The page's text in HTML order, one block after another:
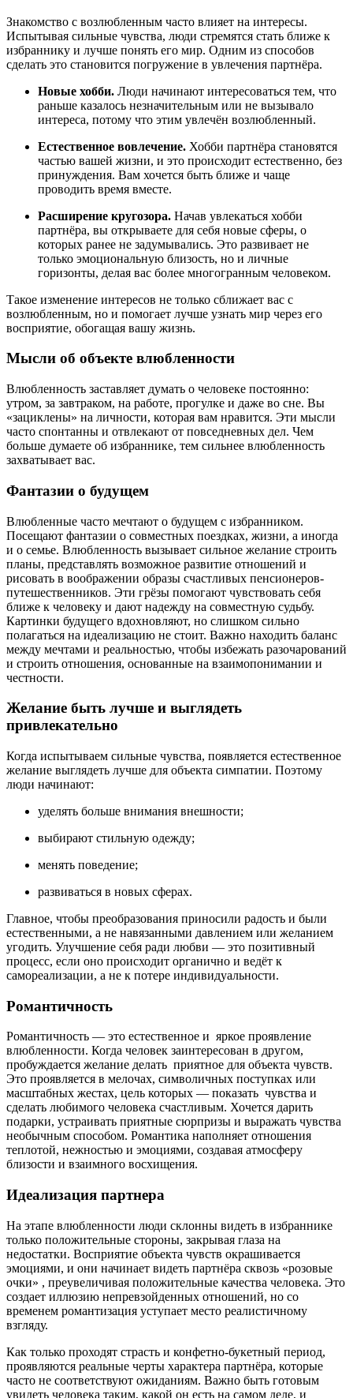
Знакомство с возлюбленным часто влияет на интересы.
Испытывая сильные чувства, люди стремятся стать ближе к
избраннику и лучше понять его мир. Одним из способов
сделать это становится погружение в увлечения партнёра.
Новые хобби. Люди начинают интересоваться тем, что
раньше казалось незначительным или не вызывало
интереса, потому что этим увлечён возлюбленный.
Естественное вовлечение. Хобби партнёра становятся
частью вашей жизни, и это происходит естественно, без
принуждения. Вам хочется быть ближе и чаще
проводить время вместе.
Расширение кругозора. Начав увлекаться хобби
партнёра, вы открываете для себя новые сферы, о
которых ранее не задумывались. Это развивает не
только эмоциональную близость, но и личные
горизонты, делая вас более многогранным человеком.
Такое изменение интересов не только сближает вас с
возлюбленным, но и помогает лучше узнать мир через его
восприятие, обогащая вашу жизнь.
Мысли об объекте влюбленности
Влюбленность заставляет думать о человеке постоянно:
утром, за завтраком, на работе, прогулке и даже во сне. Вы
«зациклены» на личности, которая вам нравится. Эти мысли
часто спонтанны и отвлекают от повседневных дел. Чем
больше думаете об избраннике, тем сильнее влюбленность
захватывает вас.
Фантазии о будущем
Влюбленные часто мечтают о будущем с избранником.
Посещают фантазии о совместных поездках, жизни, а иногда
и о семье. Влюбленность вызывает сильное желание строить
планы, представлять возможное развитие отношений и
рисовать в воображении образы счастливых пенсионеров-
путешественников. Эти грёзы помогают чувствовать себя
ближе к человеку и дают надежду на совместную судьбу.
Картинки будущего вдохновляют, но слишком сильно
полагаться на идеализацию не стоит. Важно находить баланс
между мечтами и реальностью, чтобы избежать разочарований
и строить отношения, основанные на взаимопонимании и
честности.
Желание быть лучше и выглядеть
привлекательно
Когда испытываем сильные чувства, появляется естественное
желание выглядеть лучше для объекта симпатии. Поэтому
люди начинают:
уделять больше внимания внешности;
выбирают стильную одежду;
менять поведение;
развиваться в новых сферах.
Главное, чтобы преобразования приносили радость и были
естественными, а не навязанными давлением или желанием
угодить. Улучшение себя ради любви — это позитивный
процесс, если оно происходит органично и ведёт к
самореализации, а не к потере индивидуальности.
Романтичность
Романтичность — это естественное и яркое проявление
влюбленности. Когда человек заинтересован в другом,
пробуждается желание делать приятное для объекта чувств.
Это проявляется в мелочах, символичных поступках или
масштабных жестах, цель которых — показать чувства и
сделать любимого человека счастливым. Хочется дарить
подарки, устраивать приятные сюрпризы и выражать чувства
необычным способом. Романтика наполняет отношения
теплотой, нежностью и эмоциями, создавая атмосферу
близости и взаимного восхищения.
Идеализация партнера
На этапе влюбленности люди склонны видеть в избраннике
только положительные стороны, закрывая глаза на
недостатки. Восприятие объекта чувств окрашивается
эмоциями, и они начинает видеть партнёра сквозь «розовые
очки» , преувеличивая положительные качества человека. Это
создает иллюзию непревзойденных отношений, но со
временем романтизация уступает место реалистичному
взгляду.
Как только проходят страсть и конфетно-букетный период,
проявляются реальные черты характера партнёра, которые
часто не соответствуют ожиданиям. Важно быть готовым
увидеть человека таким, какой он есть на самом деле, и